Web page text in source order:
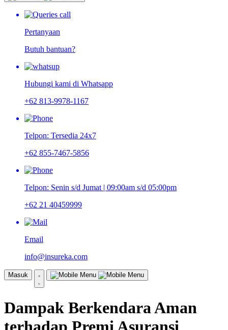
Pertanyaan
Butuh bantuan?
Hubungi kami di Whatsapp
+62 813-9978-1167
Telpon: Tersedia 24x7
+62 855-7467-5856
Telpon: Senin s/d Jumat | 09:00am s/d 05:00pm
+62 21 40459999
Email
info@insureka.com
Masuk
Dampak Berkendara Aman